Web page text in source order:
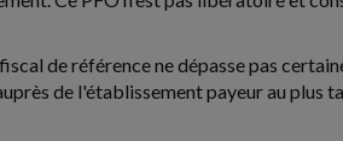
de référence ne dépasse pas
de l'établissement payeur au plus